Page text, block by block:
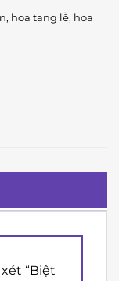
, hoa tang lễ, hoa
“Biệt